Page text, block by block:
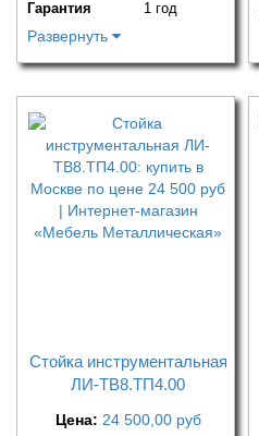
Гарантия
1 год
Развернуть
Стойка инструментальная
ЛИ-ТВ8.ТП4.00
Цена: 24 500,00 руб